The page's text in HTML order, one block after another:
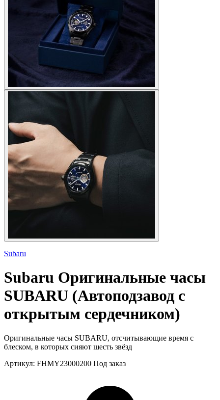
Subaru
Subaru Оригинальные часы
SUBARU (Автоподзавод с
открытым сердечником)
Оригинальные часы SUBARU, отсчитывающие время с
блеском, в которых сияют шесть звёзд
Артикул: FHMY23000200 Под заказ